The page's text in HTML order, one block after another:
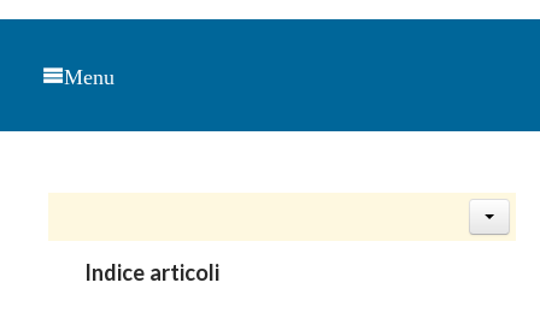
Menu
Indice articoli